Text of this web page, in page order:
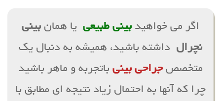
اگر می خواهیدبینی طبیعی یا همانبینی
نچرال داشته باشید، همیشه به دنبال یک
متخصصجراحی بینیباتجربه و ماهر باشید
چرا که آنها به احتمال زیاد نتیجه ­ای مطابق با